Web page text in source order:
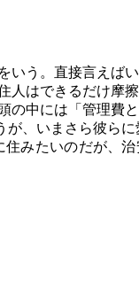
う。直接言えば
はできるだけ摩
中には「管理費
、いまさら彼らに
みたいのだが、